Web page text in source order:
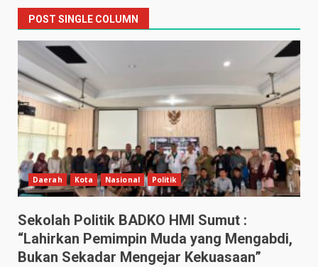
POST SINGLE COLUMN
Daerah Kota Nasional Politik
Sekolah Politik BADKO HMI Sumut :
“Lahirkan Pemimpin Muda yang Mengabdi,
Bukan Sekadar Mengejar Kekuasaan”